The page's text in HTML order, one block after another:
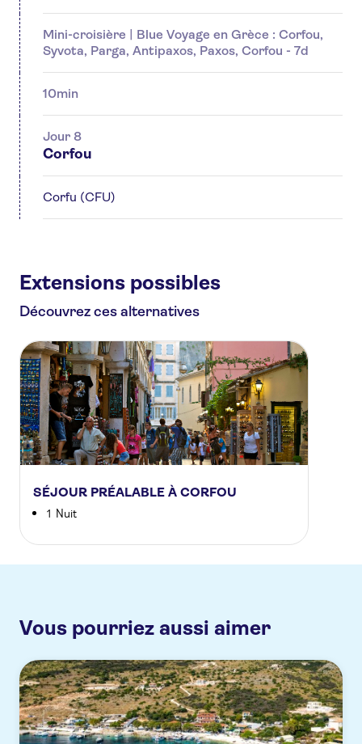
Mini-croisière | Blue Voyage en Grèce : Corfou,
Syvota, Parga, Antipaxos, Paxos, Corfou - 7d
10min
Jour 8
Corfou
Corfu (CFU)
Extensions possibles
Découvrez ces alternatives
SÉJOUR PRÉALABLE À CORFOU
1 Nuit
Vous pourriez aussi aimer